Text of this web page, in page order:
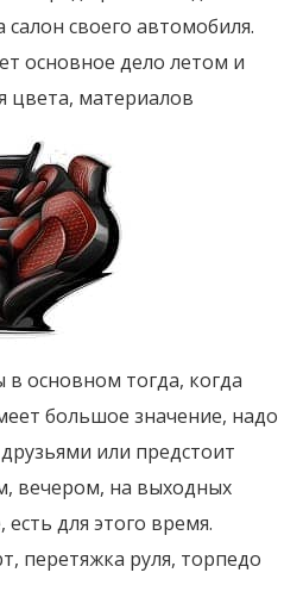
своего автомобиля.
основное дело летом и
цвета, материалов
основном тогда, когда
большое значение, надо
или предстоит
вечером, на выходных
для этого время.
перетяжка руля, торпедо